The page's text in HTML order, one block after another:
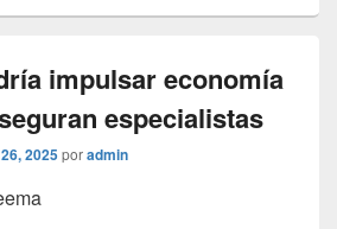
impulsar economía
especialistas
2025poradmin